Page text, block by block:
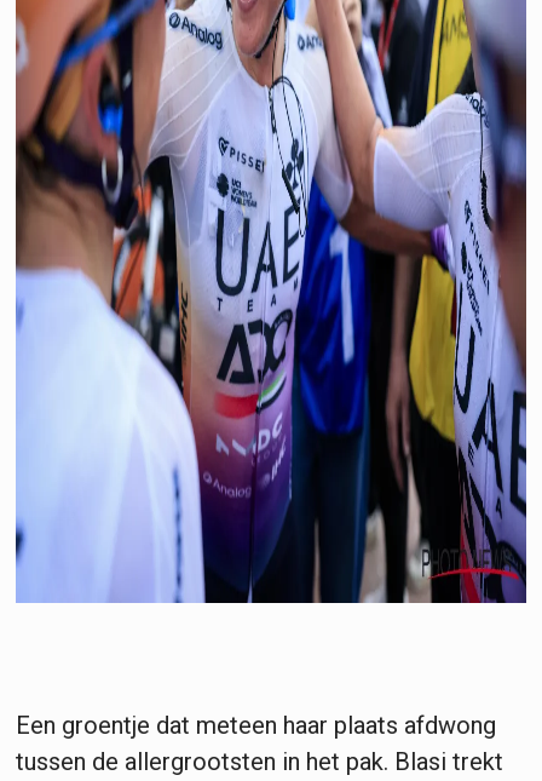
Een groentje dat meteen haar plaats afdwong
tussen de allergrootsten in het pak. Blasi trekt